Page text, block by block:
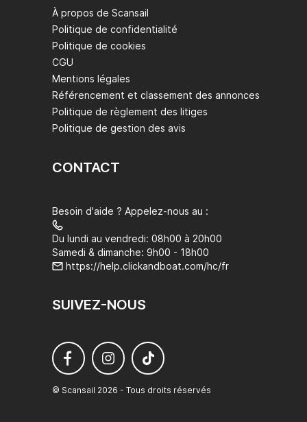
À propos de Scansail
Politique de confidentialité
Politique de cookies
CGU
Mentions légales
Référencement et classement des annonces
Politique de règlement des litiges
Politique de gestion des avis
CONTACT
Besoin d'aide ? Appelez-nous au :
Du lundi au vendredi: 08h00 à 20h00
Samedi & dimanche: 9h00 - 18h00
https://help.clickandboat.com/hc/fr
SUIVEZ-NOUS
© Scansail 2026 - Tous droits réservés